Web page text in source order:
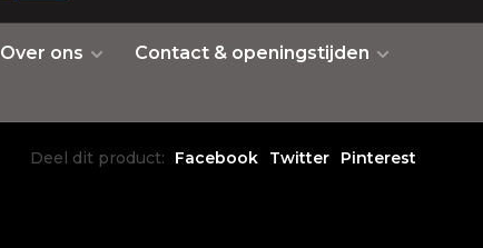
Over ons
Contact & openingstijden
Deel dit product: Facebook Twitter Pinterest